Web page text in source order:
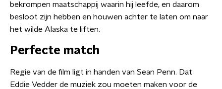
bekrompen maatschappij waarin hij leefde, en daarom
besloot zijn hebben en houwen achter te laten om naar
het wilde Alaska te liften.
Perfecte match
Regie van de film ligt in handen van Sean Penn. Dat
Eddie Vedder de muziek zou moeten maken voor de